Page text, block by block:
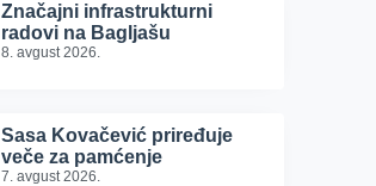
Značajni infrastrukturni
radovi na Bagljašu
8. avgust 2026.
Sasa Kovačević priređuje
veče za pamćenje
7. avgust 2026.